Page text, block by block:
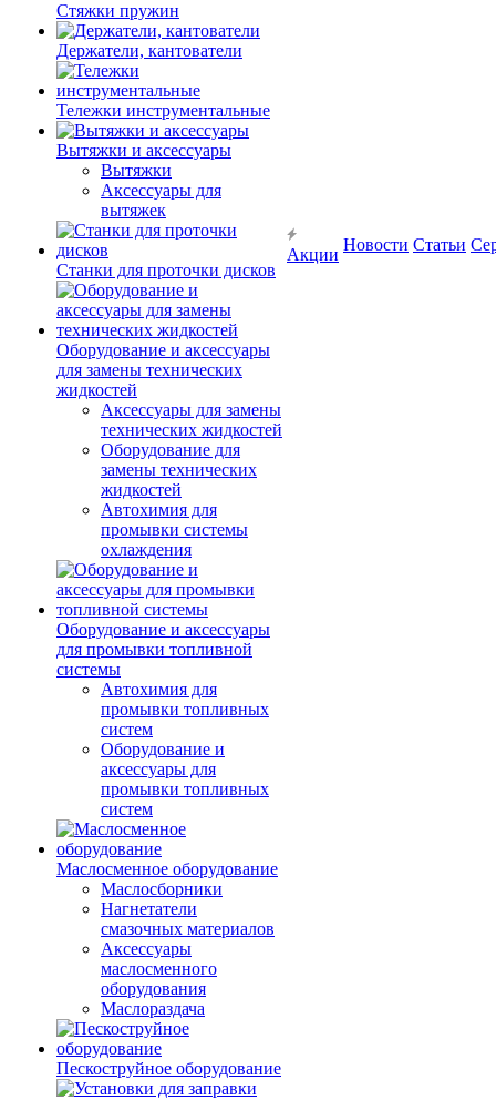
Стяжки пружин
Держатели, кантователи
Тележки инструментальные
Вытяжки и аксессуары
Вытяжки
Аксессуары для
вытяжек
Станки для проточки дисков
Оборудование и аксессуары
для замены технических
жидкостей
Аксессуары для замены
технических жидкостей
Оборудование для
замены технических
жидкостей
Автохимия для
промывки системы
охлаждения
Оборудование и аксессуары
для промывки топливной
системы
Автохимия для
промывки топливных
систем
Оборудование и
аксессуары для
промывки топливных
систем
Маслосменное оборудование
Маслосборники
Нагнетатели
смазочных материалов
Аксессуары
маслосменного
оборудования
Маслораздача
Пескоструйное оборудование
Акции
Новости Статьи